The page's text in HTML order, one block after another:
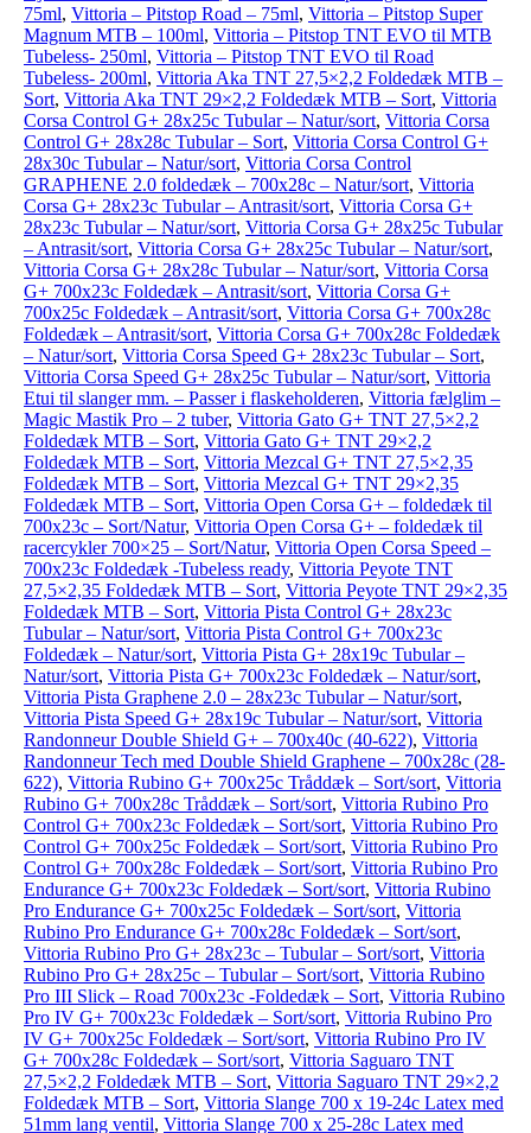
75ml, Vittoria – Pitstop Road – 75ml, Vittoria – Pitstop Super
Magnum MTB – 100ml, Vittoria – Pitstop TNT EVO til MTB
Tubeless- 250ml, Vittoria – Pitstop TNT EVO til Road
Tubeless- 200ml, Vittoria Aka TNT 27,5×2,2 Foldedæk MTB –
Sort, Vittoria Aka TNT 29×2,2 Foldedæk MTB – Sort, Vittoria
Corsa Control G+ 28x25c Tubular – Natur/sort, Vittoria Corsa
Control G+ 28x28c Tubular – Sort, Vittoria Corsa Control G+
28x30c Tubular – Natur/sort, Vittoria Corsa Control
GRAPHENE 2.0 foldedæk – 700x28c – Natur/sort, Vittoria
Corsa G+ 28x23c Tubular – Antrasit/sort, Vittoria Corsa G+
28x23c Tubular – Natur/sort, Vittoria Corsa G+ 28x25c Tubular
– Antrasit/sort, Vittoria Corsa G+ 28x25c Tubular – Natur/sort,
Vittoria Corsa G+ 28x28c Tubular – Natur/sort, Vittoria Corsa
G+ 700x23c Foldedæk – Antrasit/sort, Vittoria Corsa G+
700x25c Foldedæk – Antrasit/sort, Vittoria Corsa G+ 700x28c
Foldedæk – Antrasit/sort, Vittoria Corsa G+ 700x28c Foldedæk
– Natur/sort, Vittoria Corsa Speed G+ 28x23c Tubular – Sort,
Vittoria Corsa Speed G+ 28x25c Tubular – Natur/sort, Vittoria
Etui til slanger mm. – Passer i flaskeholderen, Vittoria fælglim –
Magic Mastik Pro – 2 tuber, Vittoria Gato G+ TNT 27,5×2,2
Foldedæk MTB – Sort, Vittoria Gato G+ TNT 29×2,2
Foldedæk MTB – Sort, Vittoria Mezcal G+ TNT 27,5×2,35
Foldedæk MTB – Sort, Vittoria Mezcal G+ TNT 29×2,35
Foldedæk MTB – Sort, Vittoria Open Corsa G+ – foldedæk til
700x23c – Sort/Natur, Vittoria Open Corsa G+ – foldedæk til
racercykler 700×25 – Sort/Natur, Vittoria Open Corsa Speed –
700x23c Foldedæk -Tubeless ready, Vittoria Peyote TNT
27,5×2,35 Foldedæk MTB – Sort, Vittoria Peyote TNT 29×2,35
Foldedæk MTB – Sort, Vittoria Pista Control G+ 28x23c
Tubular – Natur/sort, Vittoria Pista Control G+ 700x23c
Foldedæk – Natur/sort, Vittoria Pista G+ 28x19c Tubular –
Natur/sort, Vittoria Pista G+ 700x23c Foldedæk – Natur/sort,
Vittoria Pista Graphene 2.0 – 28x23c Tubular – Natur/sort,
Vittoria Pista Speed G+ 28x19c Tubular – Natur/sort, Vittoria
Randonneur Double Shield G+ – 700x40c (40-622), Vittoria
Randonneur Tech med Double Shield Graphene – 700x28c (28-
622), Vittoria Rubino G+ 700x25c Tråddæk – Sort/sort, Vittoria
Rubino G+ 700x28c Tråddæk – Sort/sort, Vittoria Rubino Pro
Control G+ 700x23c Foldedæk – Sort/sort, Vittoria Rubino Pro
Control G+ 700x25c Foldedæk – Sort/sort, Vittoria Rubino Pro
Control G+ 700x28c Foldedæk – Sort/sort, Vittoria Rubino Pro
Endurance G+ 700x23c Foldedæk – Sort/sort, Vittoria Rubino
Pro Endurance G+ 700x25c Foldedæk – Sort/sort, Vittoria
Rubino Pro Endurance G+ 700x28c Foldedæk – Sort/sort,
Vittoria Rubino Pro G+ 28x23c – Tubular – Sort/sort, Vittoria
Rubino Pro G+ 28x25c – Tubular – Sort/sort, Vittoria Rubino
Pro III Slick – Road 700x23c -Foldedæk – Sort, Vittoria Rubino
Pro IV G+ 700x23c Foldedæk – Sort/sort, Vittoria Rubino Pro
IV G+ 700x25c Foldedæk – Sort/sort, Vittoria Rubino Pro IV
G+ 700x28c Foldedæk – Sort/sort, Vittoria Saguaro TNT
27,5×2,2 Foldedæk MTB – Sort, Vittoria Saguaro TNT 29×2,2
Foldedæk MTB – Sort, Vittoria Slange 700 x 19-24c Latex med
51mm lang ventil, Vittoria Slange 700 x 25-28c Latex med